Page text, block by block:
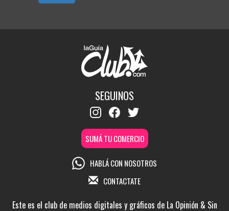
SEGUINOS
SUMÁ TU COMERCIO
HABLÁ CON NOSOTROS
CONTACTATE
Este es el club de medios digitales y gráficos de La Opinión & Sin